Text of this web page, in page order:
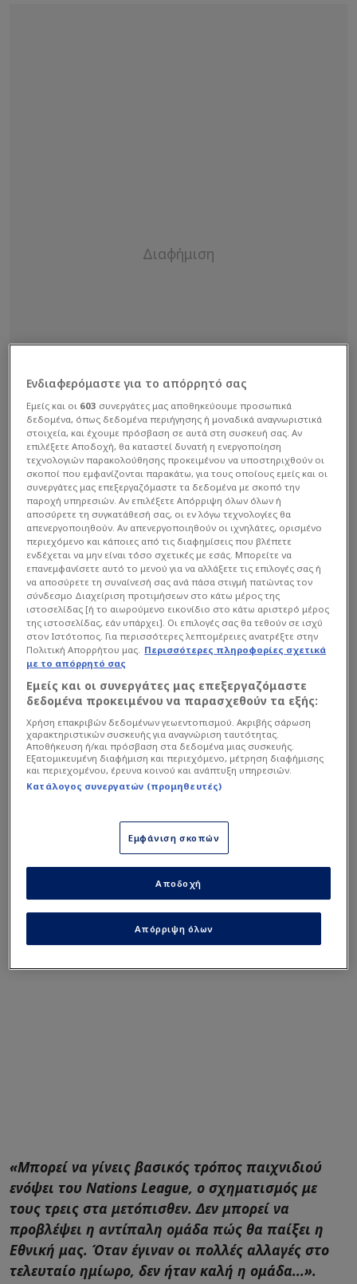
«Είχε δουλέψει αρκετά το σχήμα με τους τρεις
κεντρικούς αμυντικούς, αφού η ομάδα είχε
συγκεντρωθεί μια εβδομάδα νωρίτερα και οι
προπονήσεις ήταν σερί, δίχως ρεπό.
Διαβάστε επίσης...
Φιλικό Χ με buzzer beater
Μασούρα η Εθνική -
Διπρόσωπη στη Στοκχόλμη
(Vd)
Απαντήσεις Γιοβάνοβιτς
για το σύστημα και ο
εκνευρισμός με ερώτηση
Σουηδού
Μέχρι το 50’-55’ είχαν ρυθμό οι διεθνείς, σαν να ήταν
στα μισά της σεζόν. Δούλεψε το σύστημα με τους τρεις
στόπερ»
Σκανδιναβούς και πρόσθεσε:
«Μπορεί να γίνεις βασικός τρόπος παιχνιδιού
ενόψει του Nations League, ο σχηματισμός με
τους τρεις στα μετόπισθεν. Δεν μπορεί να
προβλέψει η αντίπαλη ομάδα πώς θα παίξει η
Εθνική μας. Όταν έγιναν οι πολλές αλλαγές στο
τελευταίο ημίωρο, δεν ήταν καλή η ομάδα...».
Ενδιαφερόμαστε για το απόρρητό σας
Εμείς και οι 603 συνεργάτες μας αποθηκεύουμε προσωπικά
δεδομένα, όπως δεδομένα περιήγησης ή μοναδικά αναγνωριστικά
στοιχεία, και έχουμε πρόσβαση σε αυτά στη συσκευή σας. Αν
επιλέξετε Αποδοχή, θα καταστεί δυνατή η ενεργοποίηση
τεχνολογιών παρακολούθησης προκειμένου να υποστηριχθούν οι
σκοποί που εμφανίζονται παρακάτω, για τους οποίους εμείς και οι
συνεργάτες μας επεξεργαζόμαστε τα δεδομένα με σκοπό την
παροχή υπηρεσιών. Αν επιλέξετε Απόρριψη όλων όλων ή
αποσύρετε τη συγκατάθεσή σας, οι εν λόγω τεχνολογίες θα
απενεργοποιηθούν. Αν απενεργοποιηθούν οι ιχνηλάτες, ορισμένο
περιεχόμενο και κάποιες από τις διαφημίσεις που βλέπετε
ενδέχεται να μην είναι τόσο σχετικές με εσάς. Μπορείτε να
επανεμφανίσετε αυτό το μενού για να αλλάξετε τις επιλογές σας ή
να αποσύρετε τη συναίνεσή σας ανά πάσα στιγμή πατώντας τον
σύνδεσμο Διαχείριση προτιμήσεων στο κάτω μέρος της
ιστοσελίδας [ή το αιωρούμενο εικονίδιο στο κάτω αριστερό μέρος
της ιστοσελίδας, εάν υπάρχει]. Οι επιλογές σας θα τεθούν σε ισχύ
στον Ιστότοπος. Για περισσότερες λεπτομέρειες ανατρέξτε στην
Πολιτική Απορρήτου μας. Περισσότερες πληροφορίες σχετικά
με το απόρρητό σας
Εμείς και οι συνεργάτες μας επεξεργαζόμαστε
δεδομένα προκειμένου να παρασχεθούν τα εξής:
Χρήση επακριβών δεδομένων γεωεντοπισμού. Ακριβής σάρωση
χαρακτηριστικών συσκευής για αναγνώριση ταυτότητας.
Αποθήκευση ή/και πρόσβαση στα δεδομένα μιας συσκευής.
Εξατομικευμένη διαφήμιση και περιεχόμενο, μέτρηση διαφήμισης
και περιεχομένου, έρευνα κοινού και ανάπτυξη υπηρεσιών.
Κατάλογος συνεργατών (προμηθευτές)
Εμφάνιση σκοπών
Απόρριψη όλων
Αποδοχή